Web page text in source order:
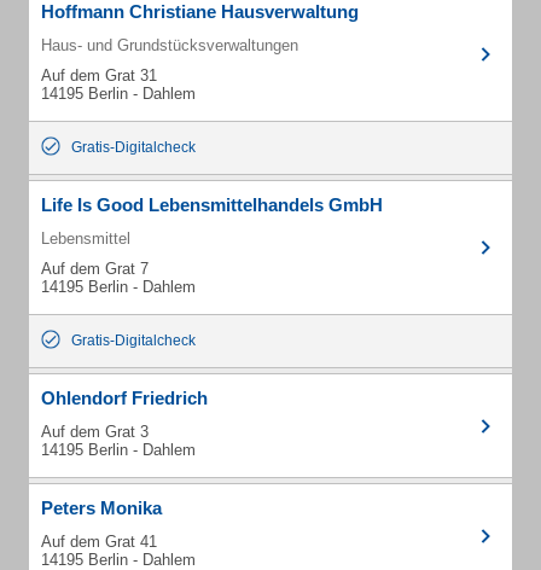
Hoffmann Christiane Hausverwaltung
Haus- und Grundstücksverwaltungen
Auf dem Grat 31
14195 Berlin - Dahlem
Gratis-Digitalcheck
Life Is Good Lebensmittelhandels GmbH
Lebensmittel
Auf dem Grat 7
14195 Berlin - Dahlem
Gratis-Digitalcheck
Ohlendorf Friedrich
Auf dem Grat 3
14195 Berlin - Dahlem
Peters Monika
Auf dem Grat 41
14195 Berlin - Dahlem